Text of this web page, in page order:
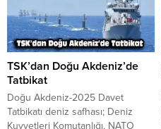
ILO normlarına uyum konularında
taleplerini iletti. Sendika, Kıbrıs
meselesinde iki devletli çözüm
modelini kırmızı çizgileri olarak
vurguladı, Üstel ise sendikanın
yanlarında olduğunu belirtti.
Memur Sen’in yeni başkanı...
TSK’dan Doğu Akdeniz’de
Tatbikat
Doğu Akdeniz-2025 Davet
Tatbikatı deniz safhası; Deniz
Kuvvetleri Komutanlığı, NATO